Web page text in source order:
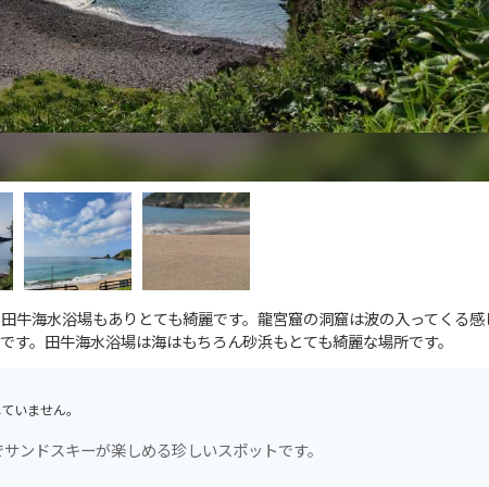
牛海水浴場もありとても綺麗です。龍宮窟の洞窟は波の入ってくる
。田牛海水浴場は海はもちろん砂浜もとても綺麗な場所です。
いません。
ンドスキーが楽しめる珍しいスポットです。